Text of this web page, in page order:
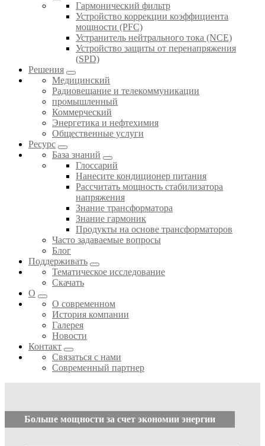
Гармонический фильтр
Устройство коррекции коэффициента
мощности (PFC)
Устранитель нейтрального тока (NCE)
Устройство защиты от перенапряжения
(SPD)
Решения
Медицинский
Радиовещание и телекоммуникации
промышленный
Коммерческий
Энергетика и нефтехимия
Общественные услуги
Ресурс
База знаний
Глоссарий
Нанесите кондиционер питания
Рассчитать мощность стабилизатора
напряжения
Знание трансформатора
Знание гармоник
Продукты на основе трансформаторов
Часто задаваемые вопросы
Блог
Поддерживать
Тематическое исследование
Скачать
О
О современном
История компании
Галерея
Новости
Контакт
Связаться с нами
Современный партнер
Больше мощности за счет экономии энергии